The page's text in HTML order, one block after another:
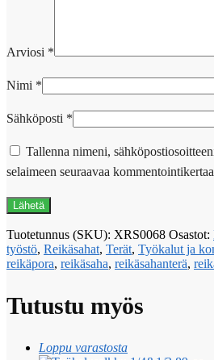
Arviosi *
Nimi *
Sähköposti *
Tallenna nimeni,
selaimeen seuraavaa
Tuotetunnus (SKU): XRS0068 Osastot:
työstö, Reikäsahat, Terät, Työkalut ja
reikäpora, reikäsaha, reikäsahanterä,
Tutustu myös
Loppu varastosta